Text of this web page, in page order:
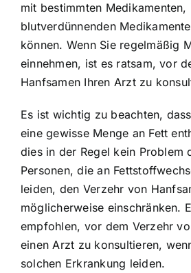
mit bestimmten Medikamenten,
blutverdünnenden
können. Wenn Sie regelmäßig
einnehmen, ist es ratsam, vor
Hanfsamen Ihren Arzt zu
Es ist wichtig zu beachten,
eine gewisse Menge an Fett
dies in der Regel kein Problem
Personen, die an
leiden, den Verzehr von
möglicherweise einschränken.
empfohlen, vor dem Verzehr
einen Arzt zu konsultieren,
solchen Erkrankung leiden.